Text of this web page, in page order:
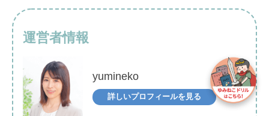
運営者情報
yumineko
詳しいプロフィールを見る